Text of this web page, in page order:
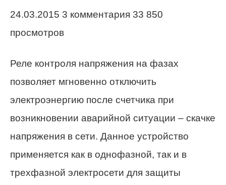
24.03.2015 3 комментария 33 850
просмотров
Реле контроля напряжения на фазах
позволяет мгновенно отключить
электроэнергию после счетчика при
возникновении аварийной ситуации – скачке
напряжения в сети. Данное устройство
применяется как в однофазной, так и в
трехфазной электросети для защиты